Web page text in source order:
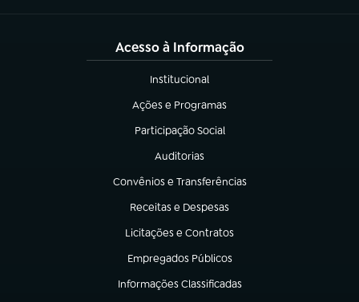
Acesso à Informação
Institucional
(abre em nova aba)
Ações e Programas
(abre em nova aba)
Participação Social
(abre em nova aba)
Auditorias
(abre em nova aba)
Convênios e Transferências
(abre em nova aba)
Receitas e Despesas
(abre em nova aba)
Licitações e Contratos
(abre em nova aba)
Empregados Públicos
(abre em nova aba)
Informações Classificadas
(abre em nova aba)